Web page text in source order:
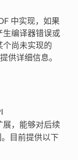
中实现，如果
生编译器错误或
个尚未实现的
供详细信息。
展，能够对后续
目前提供以下